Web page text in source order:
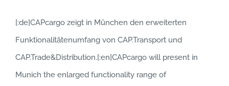
[:de]CAPcargo zeigt in München den erweiterten
Funktionalitätenumfang von CAP.Transport und
CAP.Trade&Distribution.[:en]CAPcargo will present in
Munich the enlarged functionality range of